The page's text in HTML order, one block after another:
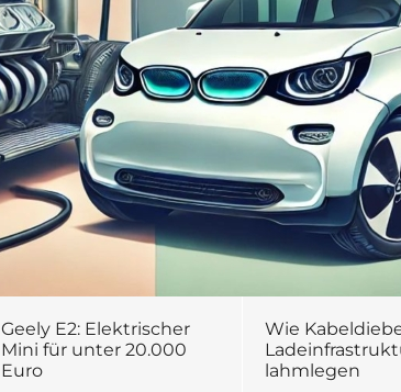
Geely E2: Elektrischer
Mini für unter 20.000
Euro
Wie
lahmlegen